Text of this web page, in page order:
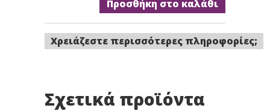
Προσθήκη στο καλάθι
Χρειάζεστε περισσότερες πληροφορίες;
Σχετικά προϊόντα